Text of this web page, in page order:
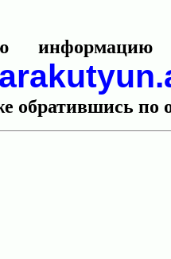
обратившись по